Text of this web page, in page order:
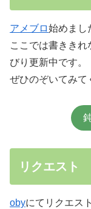
アメブロ始めまし
ここでは書きき
びり更新中です。
ぜひのぞいてみて
リクエスト
obyにてリクエス